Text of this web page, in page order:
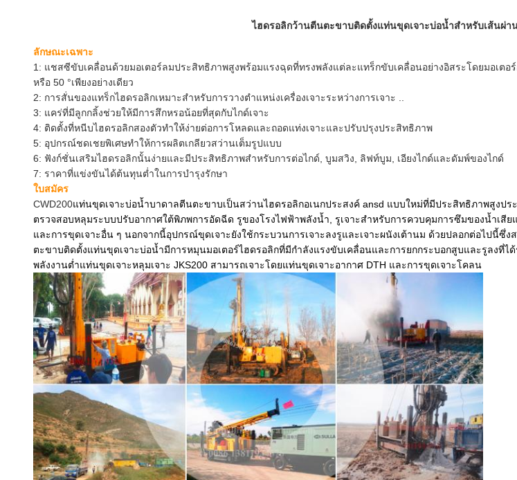
ไฮดรอลิกว้านตีนตะขาบติดตั้งแท่นขุดเจาะบ่อน้ำสำหรับเส้นผ่า
ลักษณะเฉพาะ
1: แชสซีขับเคลื่อนด้วยมอเตอร์ลมประสิทธิภาพสูงพร้อมแรงฉุดที่ทรงพลังแต่ละแทร็กขับเคลื่อนอย่างอิสระโดยมอเตอ
หรือ 50 °เพียงอย่างเดียว
2: การสั่นของแทร็กไฮดรอลิกเหมาะสำหรับการวางตำแหน่งเครื่องเจาะระหว่างการเจาะ ..
3: แคร่ที่มีลูกกลิ้งช่วยให้มีการสึกหรอน้อยที่สุดกับไกด์เจาะ
4: ติดตั้งที่หนีบไฮดรอลิกสองตัวทำให้ง่ายต่อการโหลดและถอดแท่งเจาะและปรับปรุงประสิทธิภาพ
5: อุปกรณ์ชดเชยพิเศษทำให้การผลิตเกลียวสว่านเต็มรูปแบบ
6: ฟังก์ชั่นเสริมไฮดรอลิกนั้นง่ายและมีประสิทธิภาพสำหรับการต่อไกด์, บูมสวิง, ลิฟท์บูม, เอียงไกด์และดัมพ์ของไกด์
7: ราคาที่แข่งขันได้ต้นทุนต่ำในการบำรุงรักษา
ใบสมัคร
CWD200แท่นขุดเจาะบ่อน้ำบาดาลตีนตะขาบเป็นสว่านไฮดรอลิกอเนกประสงค์ ansd แบบใหม่ที่มีประสิทธิภาพสูงป
ตรวจสอบหลุมระบบปรับอากาศใต้พิภพการอัดฉีด รูของโรงไฟฟ้าพลังน้ำ, รูเจาะสำหรับการควบคุมการซึมของน้ำเสี
และการขุดเจาะอื่น ๆ นอกจากนี้อุปกรณ์ขุดเจาะยังใช้กระบวนการเจาะลงรูและเจาะผนังเต้านม ด้วยปลอกต่อไป
ตะขาบติดตั้งแท่นขุดเจาะบ่อน้ำมีการหมุนมอเตอร์ไฮดรอลิกที่มีกำลังแรงขับเคลื่อนและการยกกระบอกสูบและรูลงที่
พลังงานต่ำแท่นขุดเจาะหลุมเจาะ JKS200 สามารถเจาะโดยแท่นขุดเจาะอากาศ DTH และการขุดเจาะโคลน